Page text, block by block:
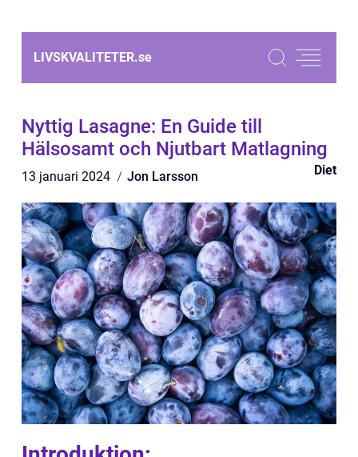
LIVSKVALITETER.se
Nyttig Lasagne: En Guide till
Hälsosamt och Njutbart Matlagning
13 januari 2024 Jon Larsson Diet